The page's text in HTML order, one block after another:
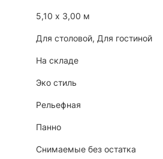
5,10 x 3,00 м
Для столовой, Для гостиной
На складе
Эко стиль
Рельефная
Панно
Снимаемые без остатка